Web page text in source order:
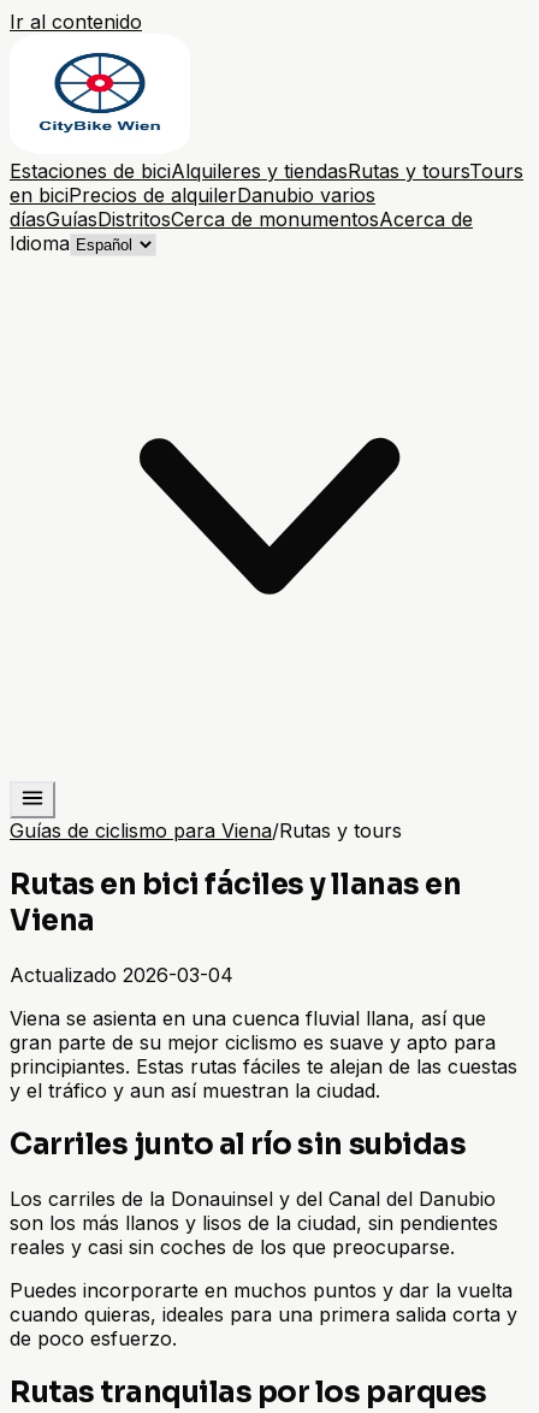
Ir al contenido
Estaciones de biciAlquileres y tiendasRutas y toursTours
en biciPrecios de alquilerDanubio varios
díasGuíasDistritosCerca de monumentosAcerca de
Idioma
Guías de ciclismo para Viena/Rutas y tours
Rutas en bici fáciles y llanas en
Viena
Actualizado 2026-03-04
Viena se asienta en una cuenca fluvial llana, así que
gran parte de su mejor ciclismo es suave y apto para
principiantes. Estas rutas fáciles te alejan de las cuestas
y el tráfico y aun así muestran la ciudad.
Carriles junto al río sin subidas
Los carriles de la Donauinsel y del Canal del Danubio
son los más llanos y lisos de la ciudad, sin pendientes
reales y casi sin coches de los que preocuparse.
Puedes incorporarte en muchos puntos y dar la vuelta
cuando quieras, ideales para una primera salida corta y
de poco esfuerzo.
Rutas tranquilas por los parques